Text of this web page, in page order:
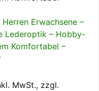
Erwachsene –
Lederoptik – Hobby-
Komfortabel –
MwSt., zzgl.